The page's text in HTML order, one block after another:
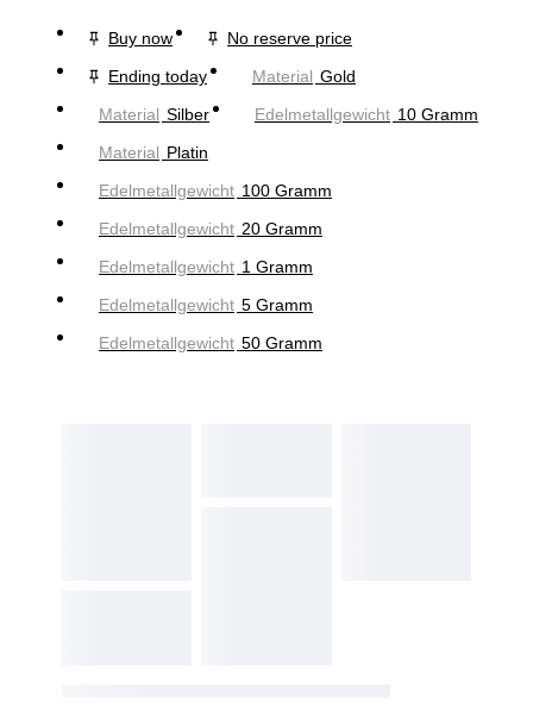
Buy now
No reserve price
Ending today
Material Gold
Material Silber Edelmetallgewicht 10 Gramm
Material Platin
Edelmetallgewicht 100 Gramm
Edelmetallgewicht 20 Gramm
Edelmetallgewicht 1 Gramm
Edelmetallgewicht 5 Gramm
Edelmetallgewicht 50 Gramm